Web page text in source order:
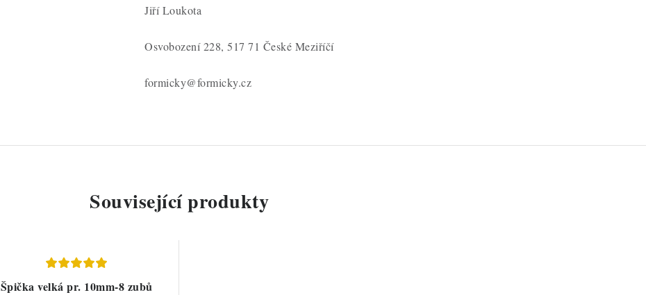
Jiří Loukota
Osvobození 228, 517 71 České Meziříčí
formicky@formicky.cz
Související produkty
Špička velká pr. 10mm-8 zubů